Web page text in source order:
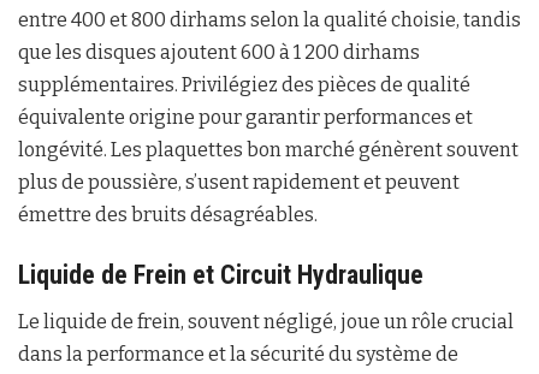
entre 400 et 800 dirhams selon la qualité choisie, tandis
que les disques ajoutent 600 à 1 200 dirhams
supplémentaires. Privilégiez des pièces de qualité
équivalente origine pour garantir performances et
longévité. Les plaquettes bon marché génèrent souvent
plus de poussière, s’usent rapidement et peuvent
émettre des bruits désagréables.
Liquide de Frein et Circuit Hydraulique
Le liquide de frein, souvent négligé, joue un rôle crucial
dans la performance et la sécurité du système de